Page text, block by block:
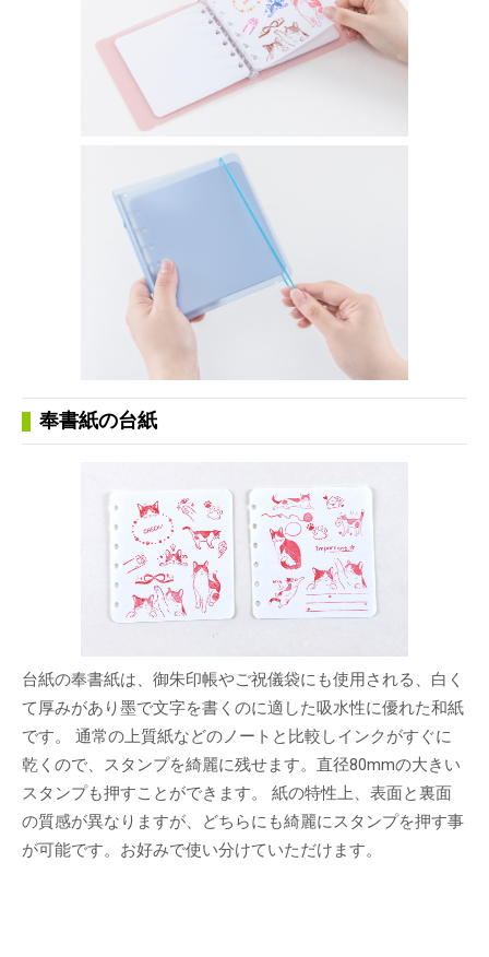
奉書紙の台紙
台紙の奉書紙は、御朱印帳やご祝儀袋にも使用される、白く
て厚みがあり墨で文字を書くのに適した吸水性に優れた和紙
です。 通常の上質紙などのノートと比較しインクがすぐに
乾くので、スタンプを綺麗に残せます。直径80mmの大きい
スタンプも押すことができます。 紙の特性上、表面と裏面
の質感が異なりますが、どちらにも綺麗にスタンプを押す事
が可能です。お好みで使い分けていただけます。